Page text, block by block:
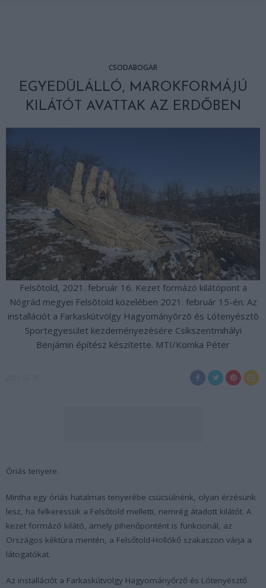
CSODABOGÁR
EGYEDÜLÁLLÓ, MAROKFORMÁJÚ
KILÁTÓT AVATTAK AZ ERDŐBEN
Felsõtold, 2021. február 16. Kezet formázó kilátópont a
Nógrád megyei Felsõtold közelében 2021. február 15-én. Az
installációt a Farkaskútvölgy Hagyományõrzõ és Lótenyésztõ
Sportegyesület kezdeményezésére Csíkszentmihályi
Benjámin építész készítette. MTI/Komka Péter
Óriás tenyere.
Mintha egy óriás hatalmas tenyerébe csücsülnénk, olyan érzésünk
lesz, ha felkeressük a Felsőtold melletti, nemrég átadott kilátót. A
kezet formázó kilátó, amely pihenőpontént is funkcionál, az
Országos kéktúra mentén, a Felsőtold-Hollókő szakaszon várja a
látogatókat.
Az installációt a Farkaskútvölgy Hagyományőrző és Lótenyésztő